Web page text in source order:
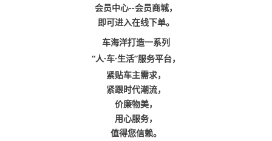
会员中心--会员商城，
即可进入在线下单。
车海洋打造一系列
“人·车·生活”服务平台，
紧贴车主需求，
紧跟时代潮流，
价廉物美，
用心服务，
值得您信赖。